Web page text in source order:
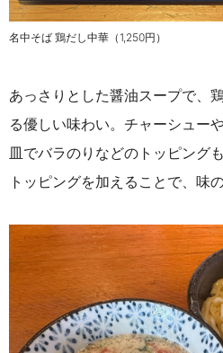
名中そば 鶏だし中華（1,250円）
あっさりとした醤油スープで、
る優しい味わい。 チャーシュー
皿でバラのりなどのトッピング
トッピングを加えることで、味